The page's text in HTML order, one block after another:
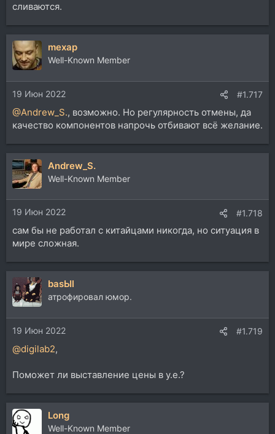
сливаются.
mexap
Well-Known Member
19 Июн 2022 #1.717
@Andrew_S., возможно. Но регулярность отмены, да
качество компонентов напрочь отбивают всё желание.
Andrew_S.
Well-Known Member
19 Июн 2022 #1.718
сам бы не работал с китайцами никогда, но ситуация в
мире сложная.
basЫl
атрофировал юмор.
19 Июн 2022 #1.719
@digilab2,
Поможет ли выставление цены в у.е.?
Long
Well-Known Member